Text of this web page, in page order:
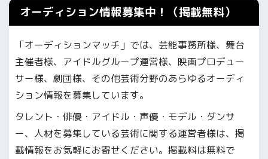
オーディション情報募集中！（掲載無料）
「オーディションマッチ」では、芸能事務所様、舞台
主催者様、アイドルグループ運営様、映画プロデュー
サー様、劇団様、その他芸術分野のあらゆるオーディ
ション情報を募集しています。
タレント・俳優・アイドル・声優・モデル・ダンサ
ー、人材を募集している芸術に関する運営者様は、掲
載情報をお気軽にお寄せください。掲載料は無料で